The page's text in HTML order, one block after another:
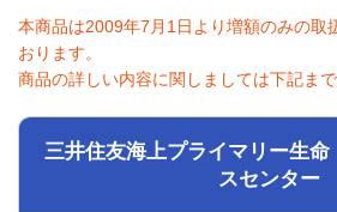
本商品は2009年7月1日より増額のみの取
おります。
商品の詳しい内容に関しましては下記ま
三井住友海上プライマリー生
スセンター